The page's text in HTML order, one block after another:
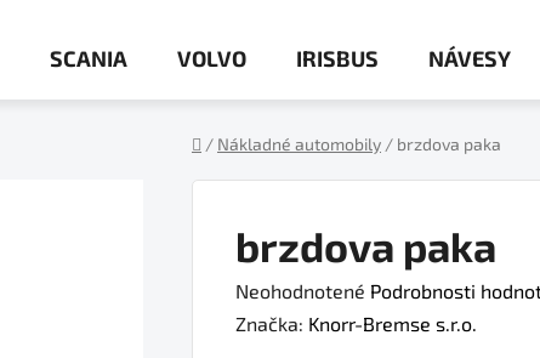
SCANIA VOLVO IRISBUS NÁVESY
/ Nákladné automobily / brzdova paka
brzdova paka
Priemerné
hodnotenie
Neohodnotené Podrobnosti
Značka: Knorr-Bremse s.r.o.